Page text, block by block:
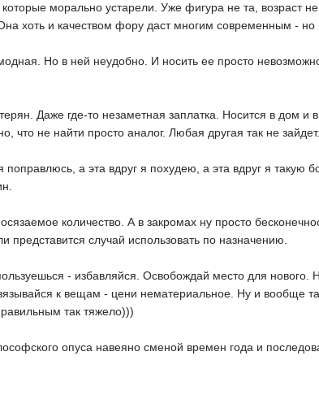
морально устарели. Уже фигура не та, возраст
хоть и качеством фору даст многим современным - но
Но в ней неудобно. И носить ее просто
Даже где-то незаметная заплатка. Носится в дом и
что не найти просто аналог. Любая другая так не зайдет.
а эта вдруг я похудею, а эта вдруг я такую
количество. А в закромах ну просто
представится случай использовать по назначению.
- избавляйся. Освобождай место для
к вещам - цени нематериальное. Ну и вообще
так тяжело)))
опуса навеяно сменой времен года и